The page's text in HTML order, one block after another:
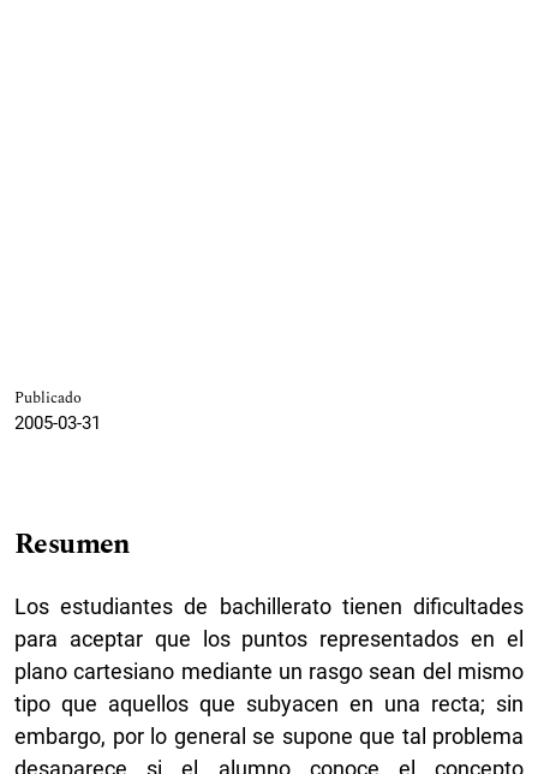
Publicado
2005-03-31
Resumen
Los estudiantes de bachillerato tienen dificultades
para aceptar que los puntos representados en el
plano cartesiano mediante un rasgo sean del mismo
tipo que aquellos que subyacen en una recta; sin
embargo, por lo general se supone que tal problema